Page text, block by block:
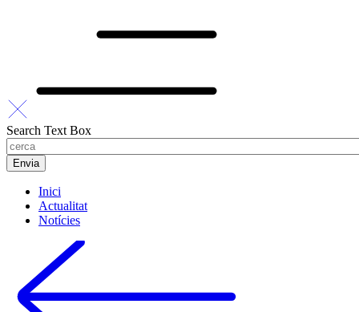
Search Text Box
Inici
Actualitat
Notícies